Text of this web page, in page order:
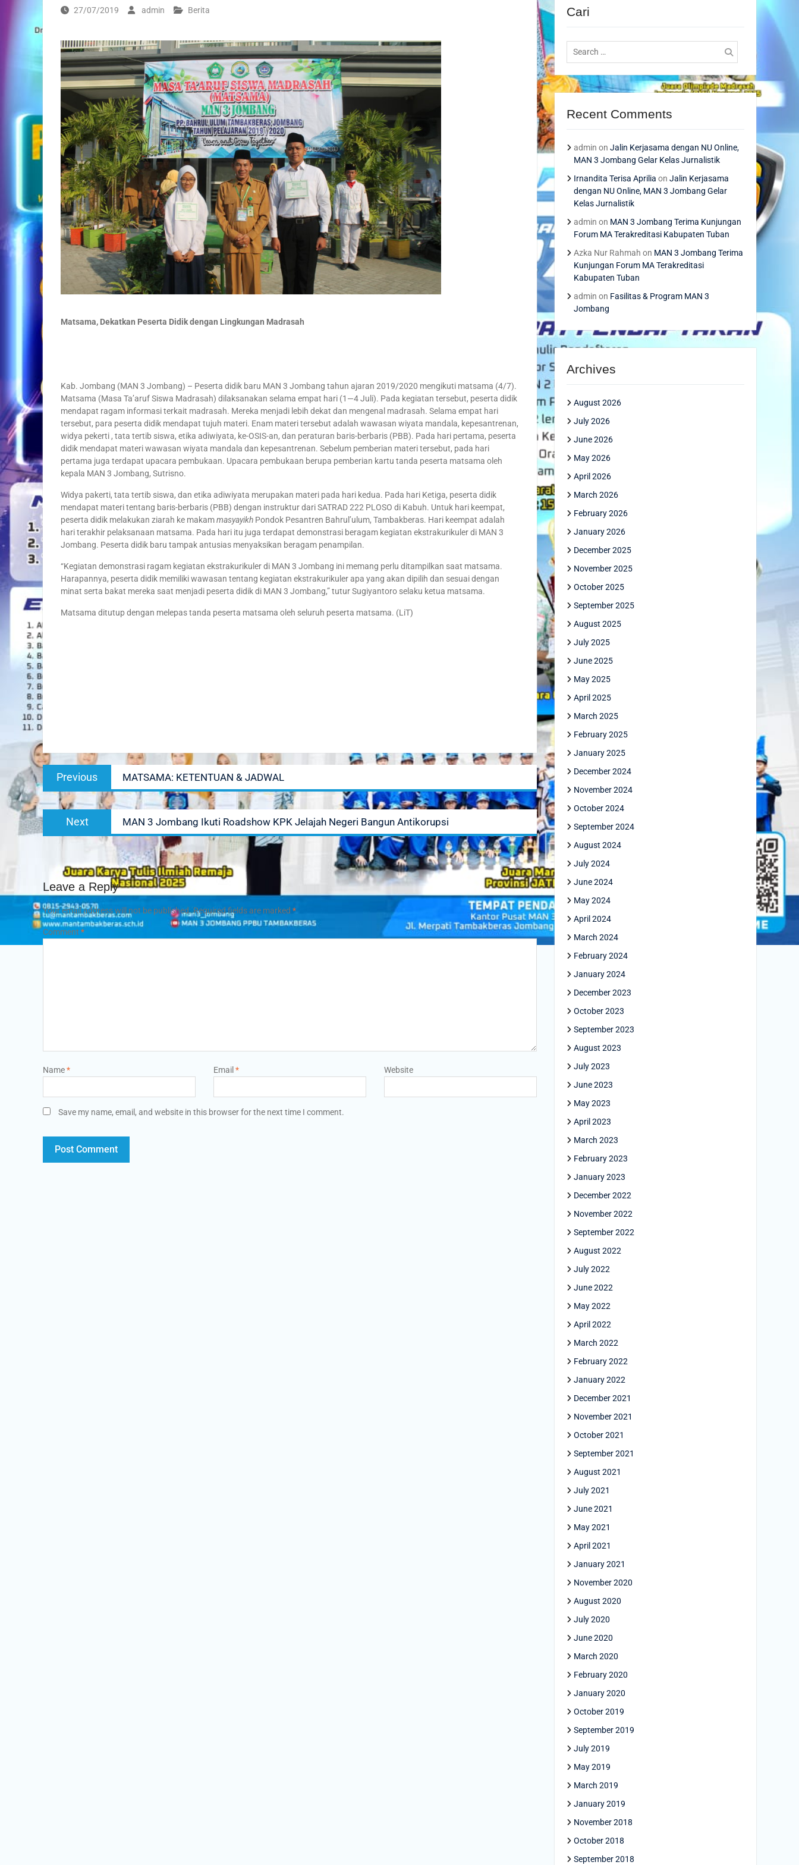
27/07/2019 admin Berita
Matsama, Dekatkan Peserta Didik dengan Lingkungan Madrasah
Kab. Jombang (MAN 3 Jombang) – Peserta didik baru MAN 3 Jombang tahun ajaran 2019/2020 mengikuti matsama (4/7).
Matsama (Masa Ta’aruf Siswa Madrasah) dilaksanakan selama empat hari (1—4 Juli). Pada kegiatan tersebut, peserta didik
mendapat ragam informasi terkait madrasah. Mereka menjadi lebih dekat dan mengenal madrasah. Selama empat hari
tersebut, para peserta didik mendapat tujuh materi. Enam materi tersebut adalah wawasan wiyata mandala, kepesantrenan,
widya pekerti , tata tertib siswa, etika adiwiyata, ke-OSIS-an, dan peraturan baris-berbaris (PBB). Pada hari pertama, peserta
didik mendapat materi wawasan wiyata mandala dan kepesantrenan. Sebelum pemberian materi tersebut, pada hari
pertama juga terdapat upacara pembukaan. Upacara pembukaan berupa pemberian kartu tanda peserta matsama oleh
kepala MAN 3 Jombang, Sutrisno.
Widya pakerti, tata tertib siswa, dan etika adiwiyata merupakan materi pada hari kedua. Pada hari Ketiga, peserta didik
mendapat materi tentang baris-berbaris (PBB) dengan instruktur dari SATRAD 222 PLOSO di Kabuh. Untuk hari keempat,
peserta didik melakukan ziarah ke makammasyayikh Pondok Pesantren Bahrul’ulum, Tambakberas. Hari keempat adalah
hari terakhir pelaksanaan matsama. Pada hari itu juga terdapat demonstrasi beragam kegiatan ekstrakurikuler di MAN 3
Jombang. Peserta didik baru tampak antusias menyaksikan beragam penampilan.
“Kegiatan demonstrasi ragam kegiatan ekstrakurikuler di MAN 3 Jombang ini memang perlu ditampilkan saat matsama.
Harapannya, peserta didik memiliki wawasan tentang kegiatan ekstrakurikuler apa yang akan dipilih dan sesuai dengan
minat serta bakat mereka saat menjadi peserta didik di MAN 3 Jombang,” tutur Sugiyantoro selaku ketua matsama.
Matsama ditutup dengan melepas tanda peserta matsama oleh seluruh peserta matsama. (LiT)
Post
navigation
Previous
post:
MATSAMA: KETENTUAN & JADWAL
Next
post:
MAN 3 Jombang Ikuti Roadshow KPK Jelajah Negeri Bangun Antikorupsi
Leave a Reply
Your email address will not be published.Required fields are marked *
Comment *
Name* Email * Website
Save my name, email, and website in this browser for the next time I comment.
Cari
Search
for:
Recent Comments
admin on Jalin Kerjasama dengan NU Online,
MAN 3 Jombang Gelar Kelas Jurnalistik
Irnandita Terisa Aprilia on Jalin Kerjasama
dengan NU Online, MAN 3 Jombang Gelar
Kelas Jurnalistik
admin on MAN 3 Jombang Terima Kunjungan
Forum MA Terakreditasi Kabupaten Tuban
Azka Nur Rahmah on MAN 3 Jombang Terima
Kunjungan Forum MA Terakreditasi
Kabupaten Tuban
admin on Fasilitas & Program MAN 3
Jombang
Archives
August 2026
July 2026
June 2026
May 2026
April 2026
March 2026
February 2026
January 2026
December 2025
November 2025
October 2025
September 2025
August 2025
July 2025
June 2025
May 2025
April 2025
March 2025
February 2025
January 2025
December 2024
November 2024
October 2024
September 2024
August 2024
July 2024
June 2024
May 2024
April 2024
March 2024
February 2024
January 2024
December 2023
October 2023
September 2023
August 2023
July 2023
June 2023
May 2023
April 2023
March 2023
February 2023
January 2023
December 2022
November 2022
September 2022
August 2022
July 2022
June 2022
May 2022
April 2022
March 2022
February 2022
January 2022
December 2021
November 2021
October 2021
September 2021
August 2021
July 2021
June 2021
May 2021
April 2021
January 2021
November 2020
August 2020
July 2020
June 2020
March 2020
February 2020
January 2020
October 2019
September 2019
July 2019
May 2019
March 2019
January 2019
November 2018
October 2018
September 2018